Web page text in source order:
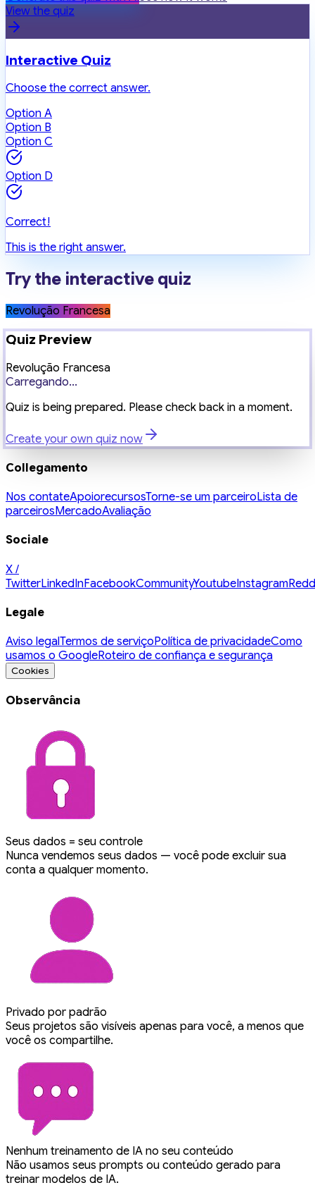
View the quiz
Interactive Quiz
Choose the correct answer.
Option A
Option B
Option C
Option D
Correct!
This is the right answer.
Try the interactive quiz
Revolução Francesa
Quiz Preview
Revolução Francesa
Carregando...
Quiz is being prepared. Please check back in a moment.
Create your own quiz now
Collegamento
Nos contateApoiorecursosTorne-se um parceiroLista de
parceirosMercadoAvaliação
Sociale
X /
TwitterLinkedInFacebookCommunityYoutubeInstagram
Legale
Aviso legalTermos de serviçoPolítica de privacidadeComo
usamos o GoogleRoteiro de confiança e segurança
Cookies
Observância
Seus dados = seu controle
Nunca vendemos seus dados — você pode excluir sua
conta a qualquer momento.
Privado por padrão
Seus projetos são visíveis apenas para você, a menos que
você os compartilhe.
Nenhum treinamento de IA no seu conteúdo
Não usamos seus prompts ou conteúdo gerado para
treinar modelos de IA.